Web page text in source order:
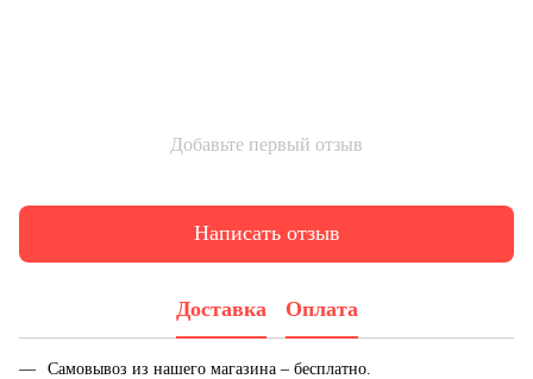
Добавьте первый отзыв
Написать отзыв
Доставка Оплата
Самовывоз из нашего магазина – бесплатно.